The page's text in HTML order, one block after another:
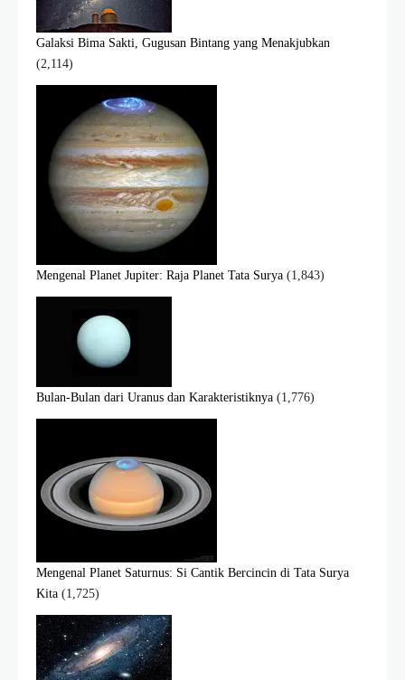
Galaksi Bima Sakti, Gugusan Bintang yang Menakjubkan
(2,114)
Mengenal Planet Jupiter: Raja Planet Tata Surya (1,843)
Bulan-Bulan dari Uranus dan Karakteristiknya (1,776)
Mengenal Planet Saturnus: Si Cantik Bercincin di Tata Surya
Kita (1,725)